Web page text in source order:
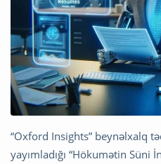
“Oxford Insights” beynəlxalq
yayımladığı “Hökumətin Süni